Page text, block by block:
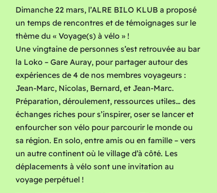
Dimanche 22 mars, l’ALRE BILO KLUB a proposé
un temps de rencontres et de témoignages sur le
thème du « Voyage(s) à vélo » !
Une vingtaine de personnes s’est retrouvée au bar
la Loko – Gare Auray, pour partager autour des
expériences de 4 de nos membres voyageurs :
Jean-Marc, Nicolas, Bernard, et Jean-Marc.
Préparation, déroulement, ressources utiles… des
échanges riches pour s’inspirer, oser se lancer et
enfourcher son vélo pour parcourir le monde ou
sa région. En solo, entre amis ou en famille – vers
un autre continent où le village d’à côté. Les
déplacements à vélo sont une invitation au
voyage perpétuel !